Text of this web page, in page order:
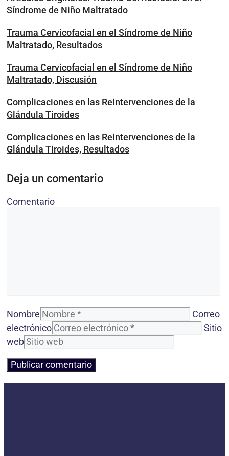
Síndrome de Niño Maltratado
Trauma Cervicofacial en el Síndrome de Niño
Maltratado, Resultados
Trauma Cervicofacial en el Síndrome de Niño
Maltratado, Discusión
Complicaciones en las Reintervenciones de la
Glándula Tiroides
Complicaciones en las Reintervenciones de la
Glándula Tiroides, Resultados
Deja un comentario
Comentario
Nombre
Correo
electrónico
Sitio
web